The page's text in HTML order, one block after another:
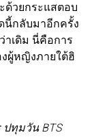
ด้วยกระแสตอบ
นี้กลับมาอีกครั้ง
าเดิม นี่คือการ
ผู้หญิงภายใต้ฮิ
ปทุมวัน BTS